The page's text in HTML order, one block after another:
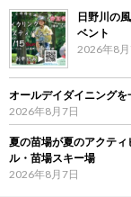
日野川の
ベント
2026年8月
オールデイダイニング
2026年8月7日
夏の苗場が夏のアクテ
ル・苗場スキー場
2026年8月7日